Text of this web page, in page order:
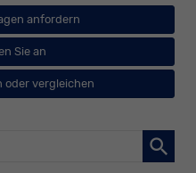
anfordern
Sie an
oder vergleichen